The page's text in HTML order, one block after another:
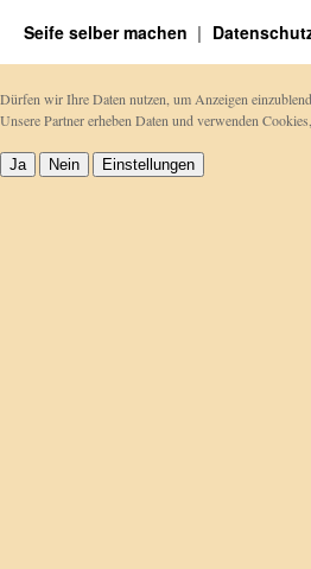
Seife selber machen
Dürfen wir Ihre Daten nutzen, um Anzeigen
Unsere Partner erheben Daten und verwenden
Ja Nein Einstellungen